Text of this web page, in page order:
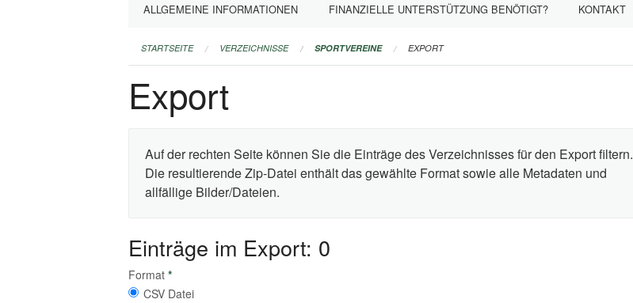
ALLGEMEINE INFORMATIONEN FINANZIELLE UNTERSTÜTZUNG BENÖTIGT? KONTAKT
STARTSEITE VERZEICHNISSE SPORTVEREINE EXPORT
Export
Auf der rechten Seite können Sie die Einträge des Verzeichnisses für den Export filtern.
Die resultierende Zip-Datei enthält das gewählte Format sowie alle Metadaten und
allfällige Bilder/Dateien.
Einträge im Export: 0
Format *
CSV Datei